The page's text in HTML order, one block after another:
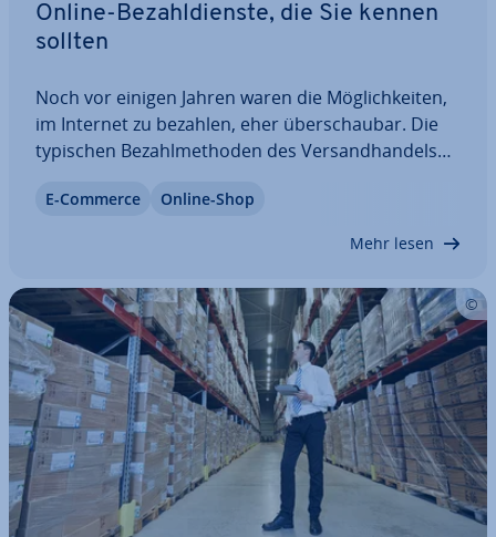
Online-Be­zahl­diens­te, die Sie kennen
sollten
Noch vor einigen Jahren waren die Mög­lich­kei­ten,
im Internet zu bezahlen, eher über­schau­bar. Die
typischen Be­zahl­me­tho­den des Ver­sand­han­dels
Nachnahme wurden dabei nicht einmal von allen
E-Commerce Online-Shop
Mehr lesen